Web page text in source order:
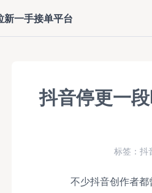
新一手接单平台
抖音停更一
标签：抖
不少抖音创作者